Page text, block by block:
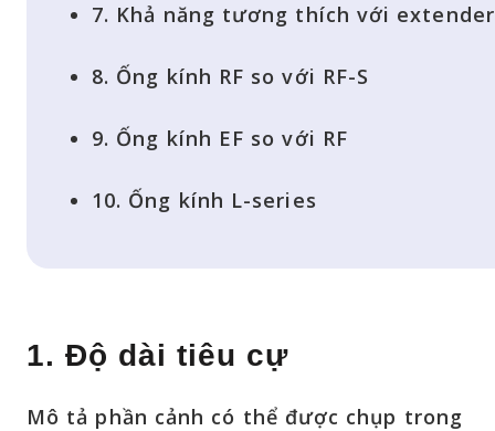
7. Khả năng tương thích với extender
8. Ống kính RF so với RF-S
9. Ống kính EF so với RF
10. Ống kính L-series
1. Độ dài tiêu cự
Mô tả phần cảnh có thể được chụp trong